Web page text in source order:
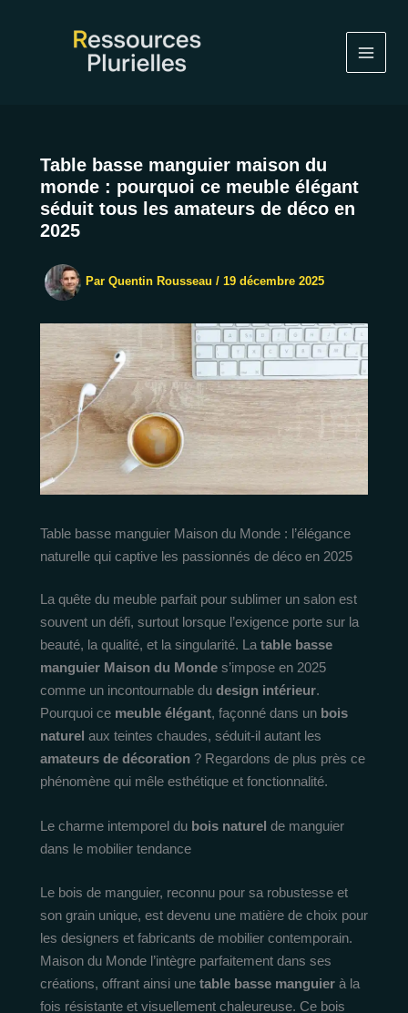
Table basse manguier maison du
monde : pourquoi ce meuble élégant
séduit tous les amateurs de déco en
2025
Par Quentin Rousseau / 19 décembre 2025
Table basse manguier Maison du Monde : l’élégance
naturelle qui captive les passionnés de déco en 2025
La quête du meuble parfait pour sublimer un salon est
souvent un défi, surtout lorsque l’exigence porte sur la
beauté, la qualité, et la singularité. Latable basse
manguier Maison du Monde s’impose en 2025
comme un incontournable du design intérieur.
Pourquoi ce meuble élégant, façonné dans un bois
naturel aux teintes chaudes, séduit-il autant les
amateurs de décoration ? Regardons de plus près ce
phénomène qui mêle esthétique et fonctionnalité.
Le charme intemporel du bois naturel de manguier
dans le mobilier tendance
Le bois de manguier, reconnu pour sa robustesse et
son grain unique, est devenu une matière de choix pour
les designers et fabricants de mobilier contemporain.
Maison du Monde l’intègre parfaitement dans ses
créations, offrant ainsi une table basse manguier à la
fois résistante et visuellement chaleureuse. Ce bois